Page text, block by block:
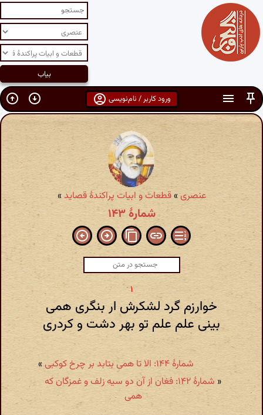
ورود کاربر / نام‌نویسی
عنصری»قطعات و ابیات پراکندهٔ قصاید»
شمارهٔ ۱۴۳
خوارزم گرد لشکرش ار بنگری همی
بینی علم علم تو بهر دشت و کردری
شمارهٔ ۱۴۴: الا تا همی بتابد بر چرخ کوکبی
»
«
شمارهٔ ۱۴۲: فغان از آن دو سیه زلف و غمزگان که
همی